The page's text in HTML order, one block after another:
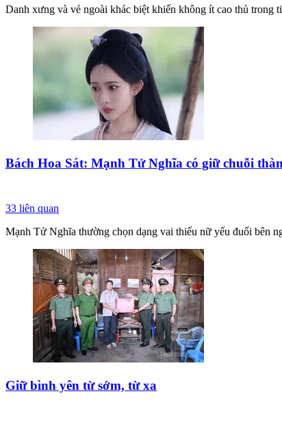
Danh xưng và vẻ ngoài khác biệt khiến không ít cao thủ trong
Bách Hoa Sát: Mạnh Tử Nghĩa có giữ chuỗi
33 liên quan
Mạnh Tử Nghĩa thường chọn dạng vai thiếu nữ yếu đuối bên
Giữ bình yên từ sớm, từ xa